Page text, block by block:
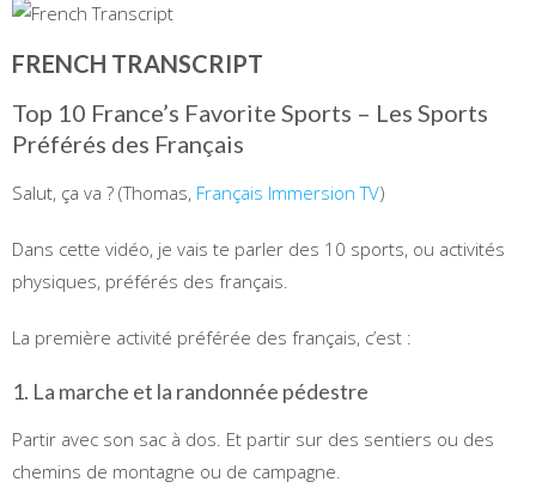
FRENCH TRANSCRIPT
Top 10 France’s Favorite Sports – Les Sports
Préférés des Français
Salut, ça va ? (Thomas, Français Immersion TV)
Dans cette vidéo, je vais te parler des 10 sports, ou activités
physiques, préférés des français.
La première activité préférée des français, c’est :
1. La marche et la randonnée pédestre
Partir avec son sac à dos. Et partir sur des sentiers ou des
chemins de montagne ou de campagne.